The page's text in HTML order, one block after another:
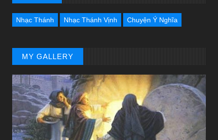
Nhạc Thánh Nhạc Thánh Vịnh Chuyện Ý Nghĩa
MY GALLERY